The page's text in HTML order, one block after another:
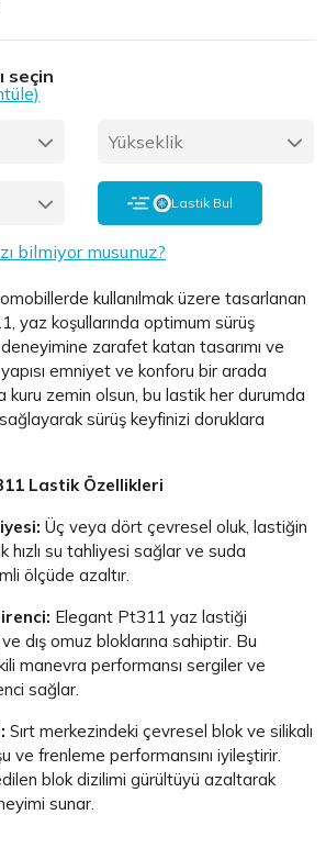
seçin
Yükseklik
Lastik Bul
bilmiyor musunuz?
kullanılmak üzere tasarlanan
yaz koşullarında optimum sürüş
zarafet katan tasarımı ve
emniyet ve konforu bir arada
kuru zemin olsun, bu lastik her durumda
sürüş keyfinizi doruklara
Lastik Özellikleri
Üç veya dört çevresel oluk, lastiğin
hızlı su tahliyesi sağlar ve suda
ölçüde azaltır.
Elegant Pt311 yaz lastiği
dış omuz bloklarına sahiptir. Bu
manevra performansı sergiler ve
sağlar.
Sırt merkezindeki çevresel blok ve silikalı
ve frenleme performansını iyileştirir.
blok dizilimi gürültüyü azaltarak
sunar.